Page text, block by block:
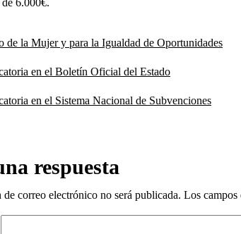
de la Mujer y para la Igualdad de Oportunidades
en el Boletín Oficial del Estado
en el Sistema Nacional de Subvenciones
respuesta
correo electrónico no será publicada. Los campos